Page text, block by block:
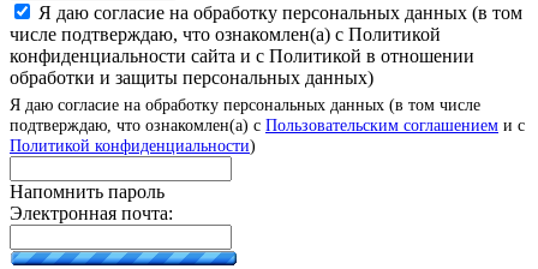
Я даю согласие на обработку персональных данных (в том
числе подтверждаю, что ознакомлен(а) с Политикой
конфиденциальности сайта и с Политикой в отношении
обработки и защиты персональных данных)
Я даю согласие на обработку персональных данных (в том числе
подтверждаю, что ознакомлен(а) с Пользовательским соглашением и с
Политикой конфиденциальности)
Напомнить пароль
Электронная почта: